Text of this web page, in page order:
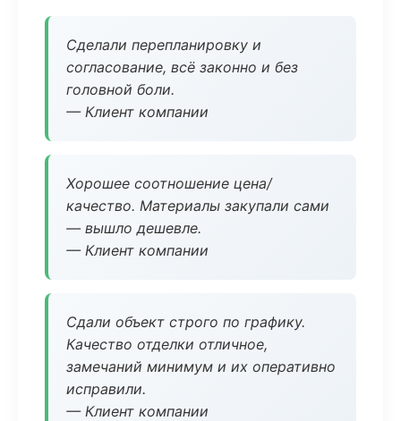
Сделали перепланировку и
согласование, всё законно и без
головной боли.
— Клиент компании
Хорошее соотношение цена/
качество. Материалы закупали сами
— вышло дешевле.
— Клиент компании
Сдали объект строго по графику.
Качество отделки отличное,
замечаний минимум и их оперативно
исправили.
— Клиент компании